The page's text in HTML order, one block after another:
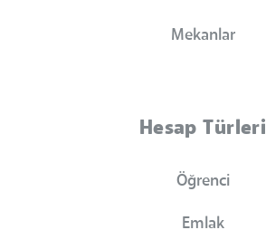
Mekanlar
Hesap Türleri
Öğrenci
Emlak